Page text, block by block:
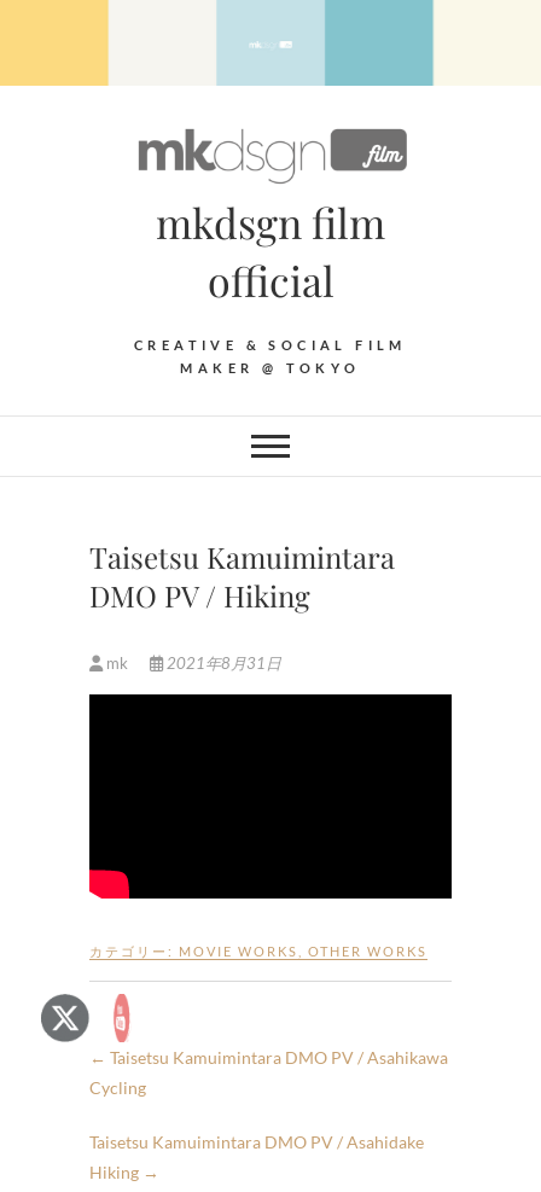
mkdsgn film
official
CREATIVE & SOCIAL FILM
MAKER @ TOKYO
Taisetsu Kamuimintara
DMO PV / Hiking
mk 2021年8月31日
カテゴリー: MOVIE WORKS OTHER WORKS
← Taisetsu Kamuimintara DMO PV / Asahikawa
Cycling
Taisetsu Kamuimintara DMO PV / Asahidake
Hiking →